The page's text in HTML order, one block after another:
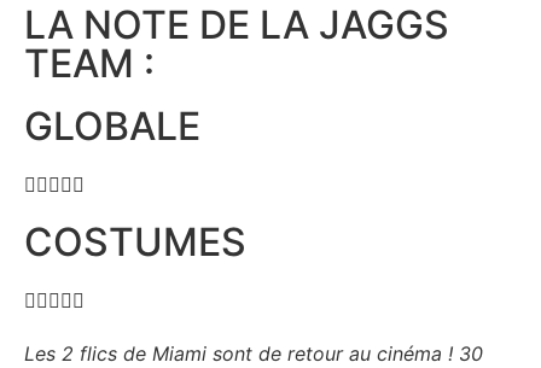
LA NOTE DE LA JAGGS
TEAM :
GLOBALE

COSTUMES

Les 2 flics de Miami sont de retour au cinéma ! 30